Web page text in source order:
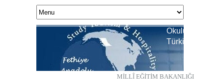
Okulumuz
Türkiye
MİLLÎ EĞİTİM BAKANLIĞI